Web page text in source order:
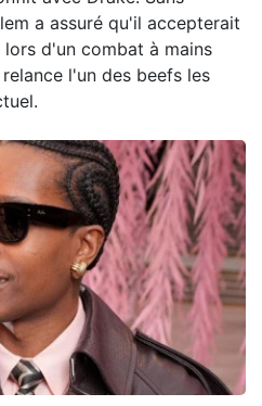
a assuré qu'il accepterait
d'un combat à mains
l'un des beefs les